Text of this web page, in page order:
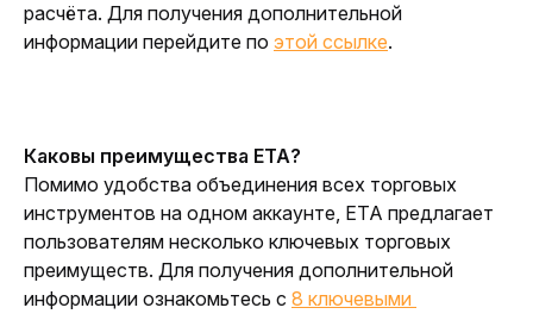
расчёта. Для получения дополнительной
информации перейдите по этой ссылке.
Каковы преимущества ЕТА?
Помимо удобства объединения всех торговых
инструментов на одном аккаунте, ЕТА предлагает
пользователям несколько ключевых торговых
преимуществ. Для получения дополнительной
информации ознакомьтесь с 8 ключевыми